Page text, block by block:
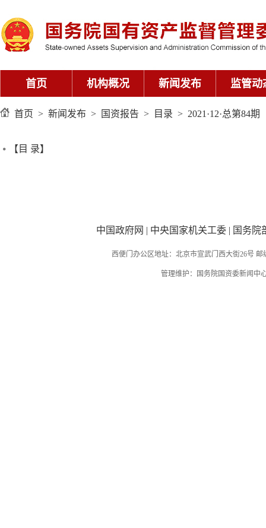
首页 机构概况 新闻发布 监管动
首页 > 新闻发布 > 国资报告 > 目录 > 2021·12·总第84期
【目 录】
中国政府网 | 中央国家机关工委 | 国务院
西便门办公区地址：北京市宣武门西大街26号
管理维护：国务院国资委新闻中